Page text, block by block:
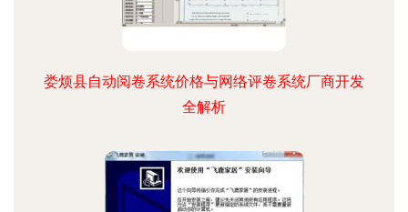
娄烦县自动阅卷系统价格与网络评卷系统厂商开发
全解析